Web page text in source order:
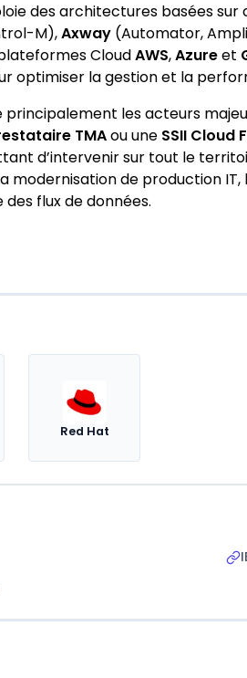
des architectures basées sur
M),Axway (Automator,
CloudAWS,Azureet
optimiser la gestion et la
principalement les acteurs
TMAou une SSII Cloud
d’intervenir sur tout le
modernisation de production
flux de données.
Red Hat